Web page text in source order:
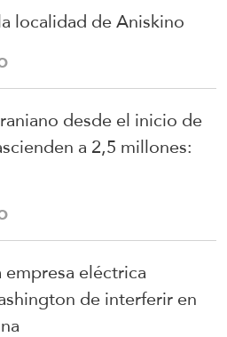
localidad de Aniskino
desde el inicio de
a 2,5 millones:
eléctrica
de interferir en